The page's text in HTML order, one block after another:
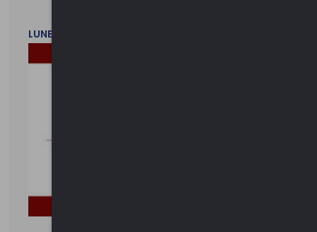
LUNEDì 2 FEBBRAIO 2026